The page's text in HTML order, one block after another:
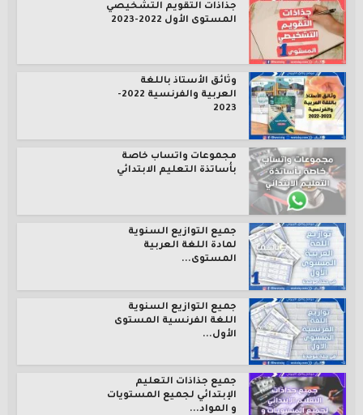
جذاذات التقويم التشخيصي
المستوى الأول 2022-2023
وثائق الأستاذ باللغة
العربية والفرنسية 2022-
2023
مجموعات واتساب خاصة
بأساتذة التعليم الابتدائي
جميع التوازيع السنوية
لمادة اللغة العربية
المستوى...
جميع التوازيع السنوية
اللغة الفرنسية المستوى
الأول...
جميع جذاذات التعليم
الإبتدائي لجميع المستويات
و المواد...